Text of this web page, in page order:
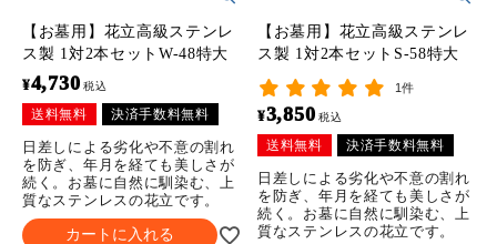
【お墓用】花立高級ステンレ
ス製 1対2本セットW-48特大
¥4,730 税込
送料無料 決済手数料無料
日差しによる劣化や不意の割れ
を防ぎ、年月を経ても美しさが
続く。お墓に自然に馴染む、上
質なステンレスの花立です。
カートに入れる
【お墓用】花立高級ステンレ
ス製 1対2本セットS-58特大
1件
¥3,850 税込
送料無料 決済手数料無料
日差しによる劣化や不意の割れ
を防ぎ、年月を経ても美しさが
続く。お墓に自然に馴染む、上
質なステンレスの花立です。